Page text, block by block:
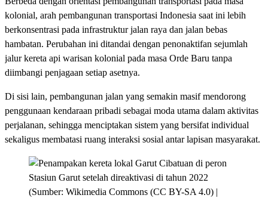
kolonial, arah pembangunan transportasi Indonesia saat ini lebih
berkonsentrasi pada infrastruktur jalan raya dan jalan bebas
hambatan. Perubahan ini ditandai dengan penonaktifan sejumlah
jalur kereta api warisan kolonial pada masa Orde Baru tanpa
diimbangi penjagaan setiap asetnya.
Di sisi lain, pembangunan jalan yang semakin masif mendorong
penggunaan kendaraan pribadi sebagai moda utama dalam aktivitas
perjalanan, sehingga menciptakan sistem yang bersifat individual
sekaligus membatasi ruang interaksi sosial antar lapisan masyarakat.